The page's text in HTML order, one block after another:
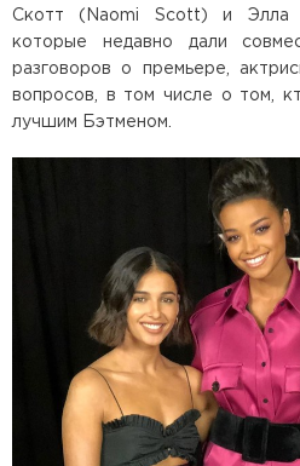
Скотт (Naomi Scott) и Элла
которые недавно дали
разговоров о премьере,
вопросов, в том числе о том,
лучшим Бэтменом.